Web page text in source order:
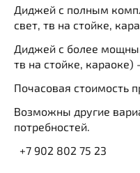
Диджей с полным
свет, тв на стойке,
Диджей с более
тв на стойке, караоке)
Почасовая стоимость
Возможны другие
потребностей.
+7 902 802 75 23